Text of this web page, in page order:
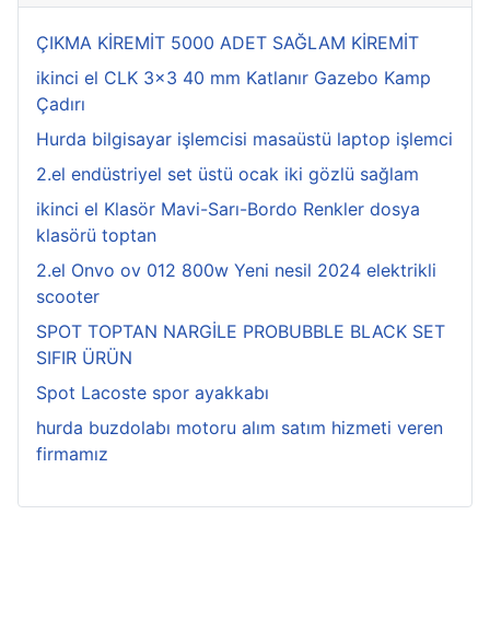
ÇIKMA KİREMİT 5000 ADET SAĞLAM KİREMİT
ikinci el CLK 3x3 40 mm Katlanır Gazebo Kamp
Çadırı
Hurda bilgisayar işlemcisi masaüstü laptop işlemci
2.el endüstriyel set üstü ocak iki gözlü sağlam
ikinci el Klasör Mavi-Sarı-Bordo Renkler dosya
klasörü toptan
2.el Onvo ov 012 800w Yeni nesil 2024 elektrikli
scooter
SPOT TOPTAN NARGİLE PROBUBBLE BLACK SET
SIFIR ÜRÜN
Spot Lacoste spor ayakkabı
hurda buzdolabı motoru alım satım hizmeti veren
firmamız